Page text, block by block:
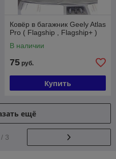
Ковёр в багажник Geely Atlas
Pro ( Flagship , Flagship+ )
В наличии
75 руб.
Купить
ещё
/ 3